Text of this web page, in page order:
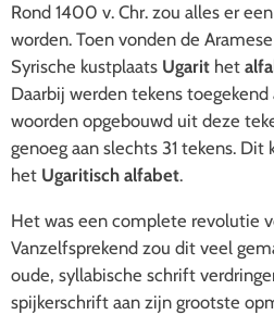
Rond 1400 v. Chr. zou alles er
worden. Toen vonden de
Syrische kustplaats Ugarit het
Daarbij werden tekens
woorden opgebouwd uit deze
genoeg aan slechts 31 tekens.
het Ugaritisch alfabet.
Het was een complete revolutie
Vanzelfsprekend zou dit veel
oude, syllabische schrift
spijkerschrift aan zijn grootste